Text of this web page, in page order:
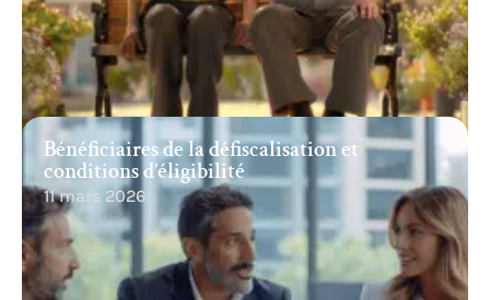
Bénéficiaires de la défiscalisation et
conditions d’éligibilité
11 mars 2026